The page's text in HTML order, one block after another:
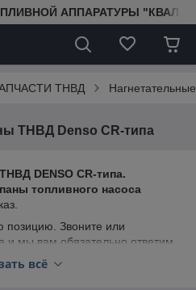
АППАРАТУРЫ
ТНВД
ТНВД Denso CR-типа
DENSO CR-типа.
топливного насоса
Звоните или
и мы вам обязательно ответим.
специальные
всё